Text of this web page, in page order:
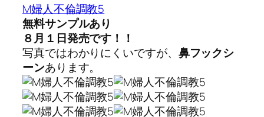
M婦人不倫調教5
無料サンプルあり
８月１日発売です！！
写真ではわかりにくいですが、 鼻フックシ
ーンあります。